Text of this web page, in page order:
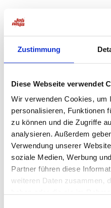
Zustimmung
Diese Webseite verwendet
Wir verwenden Cookies, um
personalisieren, Funktionen
zu können und die Zugriffe
analysieren. Außerdem
Verwendung unserer
soziale Medien, Werbung
Partner führen diese
weiteren Daten zusammen,